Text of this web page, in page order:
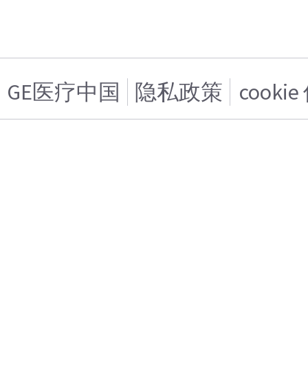
GE医疗中国 隐私政策 cookie